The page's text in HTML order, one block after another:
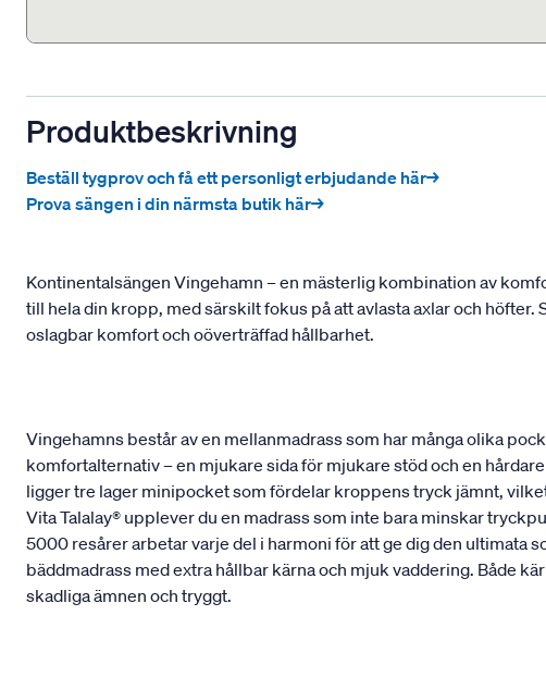
Produktbeskrivning
Beställ tygprov och få ett personligt erbjudande här→
Prova sängen i din närmsta butik här→
Kontinentalsängen Vingehamn – en mästerlig kombination av
till hela din kropp, med särskilt fokus på att avlasta axlar och
oslagbar komfort och oöverträffad hållbarhet.
Vingehamns består av en mellanmadrass som har många olika
komfortalternativ – en mjukare sida för mjukare stöd och en
ligger tre lager minipocket som fördelar kroppens tryck jämnt,
Vita Talalay® upplever du en madrass som inte bara minskar
5000 resårer arbetar varje del i harmoni för att ge dig den ultimata
bäddmadrass med extra hållbar kärna och mjuk vaddering. Både
skadliga ämnen och tryggt.